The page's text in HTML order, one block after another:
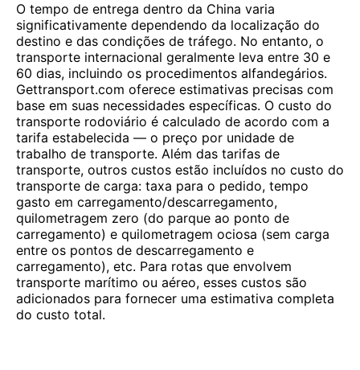
O tempo de entrega dentro da China varia
significativamente dependendo da localização do
destino e das condições de tráfego. No entanto, o
transporte internacional geralmente leva entre 30 e
60 dias, incluindo os procedimentos alfandegários.
Gettransport.com oferece estimativas precisas com
base em suas necessidades específicas. O custo do
transporte rodoviário é calculado de acordo com a
tarifa estabelecida — o preço por unidade de
trabalho de transporte. Além das tarifas de
transporte, outros custos estão incluídos no custo do
transporte de carga: taxa para o pedido, tempo
gasto em carregamento/descarregamento,
quilometragem zero (do parque ao ponto de
carregamento) e quilometragem ociosa (sem carga
entre os pontos de descarregamento e
carregamento), etc. Para rotas que envolvem
transporte marítimo ou aéreo, esses custos são
adicionados para fornecer uma estimativa completa
do custo total.